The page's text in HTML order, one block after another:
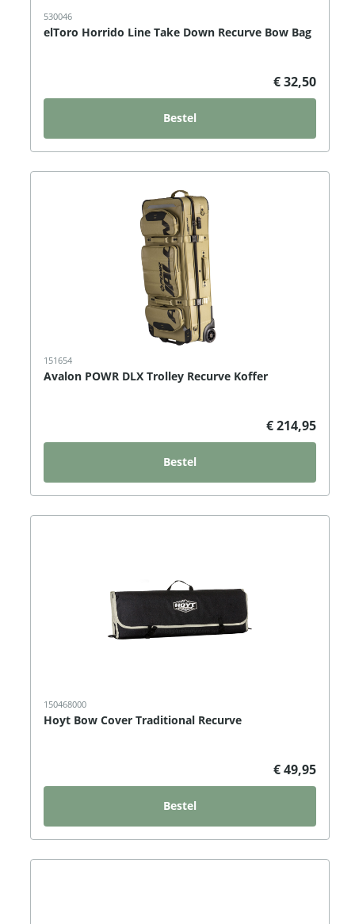
530046
elToro Horrido Line Take Down Recurve Bow Bag
€ 32,50
Bestel
151654
Avalon POWR DLX Trolley Recurve Koffer
€ 214,95
Bestel
150468000
Hoyt Bow Cover Traditional Recurve
€ 49,95
Bestel